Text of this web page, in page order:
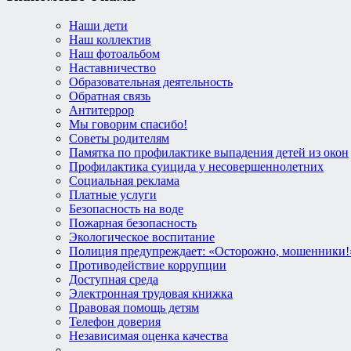
Наши дети
Наш коллектив
Наш фотоальбом
Наставничество
Образовательная деятельность
Обратная связь
Антитеррор
Мы говорим спасибо!
Советы родителям
Памятка по профилактике выпадения детей из окон
Профилактика суицида у несовершеннолетних
Социальная реклама
Платные услуги
Безопасность на воде
Пожарная безопасность
Экологическое воспитание
Полиция предупреждает: «Осторожно,
Противодействие коррупции
Доступная среда
Электронная трудовая книжка
Правовая помощь детям
Телефон доверия
Независимая оценка качества